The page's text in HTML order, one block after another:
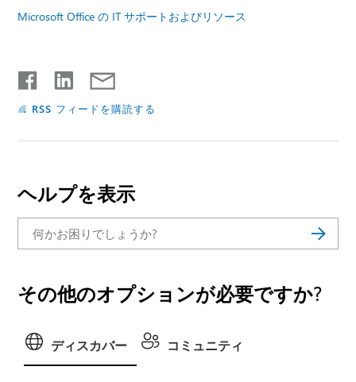
Microsoft Office の IT サポートおよびリソース
RSS フィードを購読する
ヘルプを表示
その他のオプションが必要ですか?
ディスカバー コミュニティ